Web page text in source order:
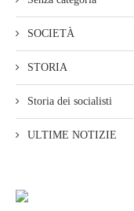
SOCIETÀ
STORIA
Storia dei socialisti
ULTIME NOTIZIE